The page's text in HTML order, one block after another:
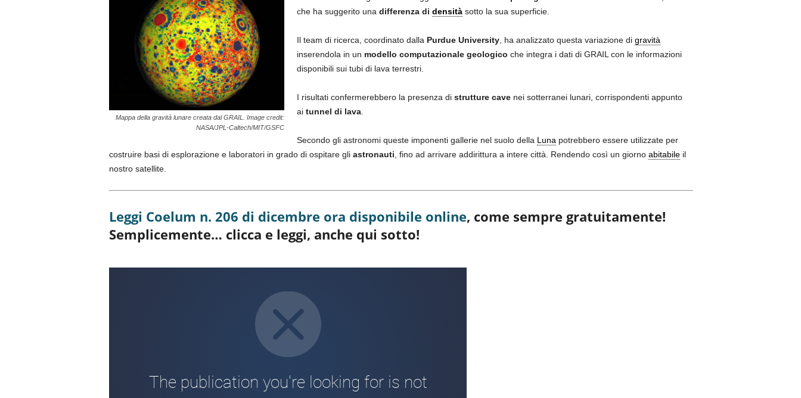
Mappa della gravità lunare creata dal GRAIL. Image credit:
NASA/JPL-Caltech/MIT/GSFC
che ha suggerito una differenza di densitàsotto la sua superficie.
Il team di ricerca, coordinato dalla Purdue University, ha analizzato questa variazione di gravità
inserendola in un modello computazionale geologico che integra i dati di GRAIL con le informazioni
disponibili sui tubi di lava terrestri.
I risultati confermerebbero la presenza di strutture cavenei sotterranei lunari, corrispondenti appunto
ai tunnel di lava.
Secondo gli astronomi queste imponenti gallerie nel suolo della Luna potrebbero essere utilizzate per
costruire basi di esplorazione e laboratori in grado di ospitare gli astronauti , fino ad arrivare addirittura a intere città. Rendendo così un giorno abitabileil
nostro satellite.
Leggi Coelum n. 206 di dicembre ora disponibile online, come sempre gratuitamente!
Semplicemente… clicca e leggi, anche qui sotto!